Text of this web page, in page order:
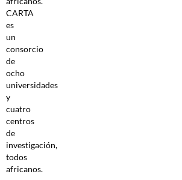
CARTA
es
un
consorcio
de
ocho
universidades
y
cuatro
centros
de
investigación,
todos
africanos.